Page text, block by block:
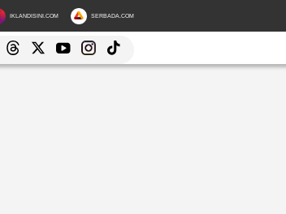
IKLANDISINI.COM SERBADA.COM